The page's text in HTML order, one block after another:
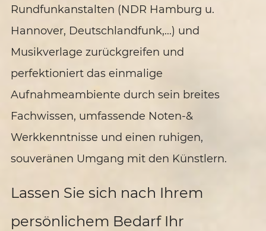
Rundfunkanstalten (NDR Hamburg u.
Hannover, Deutschlandfunk,...) und
Musikverlage zurückgreifen und
perfektioniert das einmalige
Aufnahmeambiente durch sein breites
Fachwissen, umfassende Noten-&
Werkkenntnisse und einen ruhigen,
souveränen Umgang mit den Künstlern.
Lassen Sie sich nach Ihrem
persönlichem Bedarf Ihr